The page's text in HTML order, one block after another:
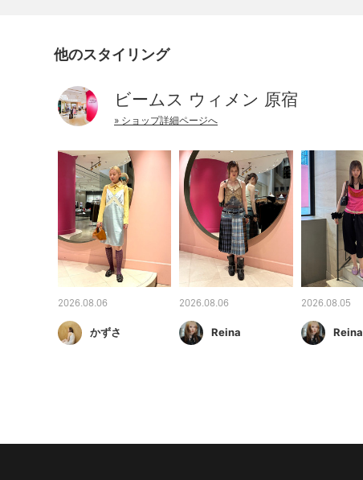
他のスタイリング
ビームス ウィメン 原宿
» ショップ詳細ページへ
2026.08.06
かずさ
2026.08.06
Reina
2026.08.05
Reina